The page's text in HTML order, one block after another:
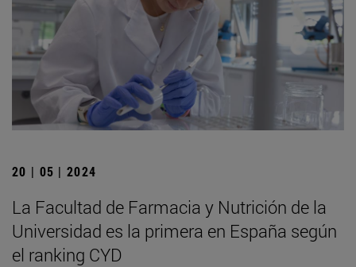
20 | 05 | 2024
La Facultad de Farmacia y Nutrición de la
Universidad es la primera en España según
el ranking CYD